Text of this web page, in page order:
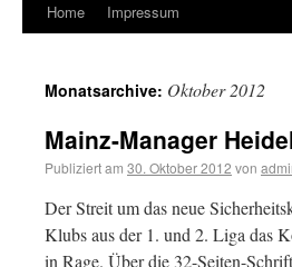
Home Impressum
Monatsarchive: Oktober 2012
Mainz-Manager
Publiziert am 30. Oktober 2012 von
Der Streit um das neue
Klubs aus der 1. und 2. Liga das
in Rage. Über die 32-Seiten-